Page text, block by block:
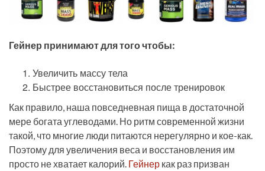
Гейнер принимают для того чтобы:
Увеличить массу тела
Быстрее восстановиться после тренировок
Как правило, наша повседневная пища в достаточной
мере богата углеводами. Но ритм современной жизни
такой, что многие люди питаются нерегулярно и кое-как.
Поэтому для увеличения веса и восстановления им
просто не хватает калорий. Гейнер как раз призван